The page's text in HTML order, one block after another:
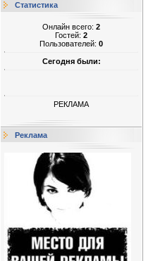
Статистика
Онлайн всего: 2
Гостей: 2
Пользователей: 0
Сегодня были:
РЕКЛАМА
Реклама